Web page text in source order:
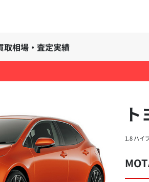
取相場・査定実績
1.8 ハイ